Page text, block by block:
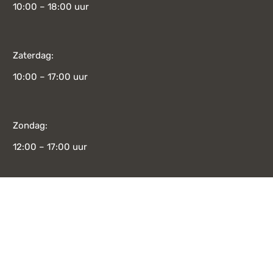
10:00 – 18:00 uur
Zaterdag:
10:00 – 17:00 uur
Zondag:
12:00 – 17:00 uur